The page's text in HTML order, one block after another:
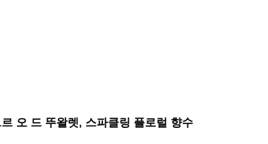
르 오 드 뚜왈렛, 스파클링 플로럴 향수